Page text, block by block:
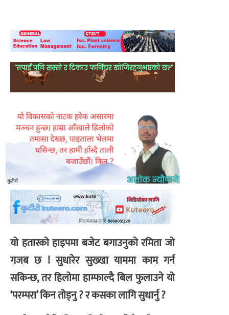
यो हतारको हाइपमा बजेट बगाउनुको रमिता जो
गजब छ ! सुधारेर सुख्खा याममा काम गर्न
सकिन्छ, तर हिलोमा हाम्फाल्दै बिल फुलाउने यो
‘परम्परा’ किन तोड्नु ? र कसका लागि सुधार्नु ?